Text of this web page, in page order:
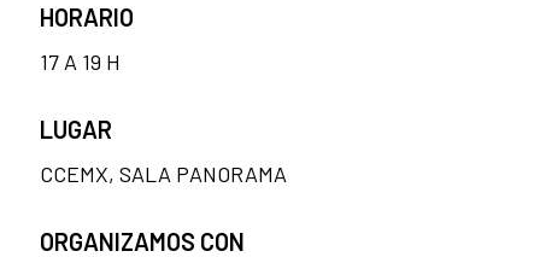
HORARIO
17 A 19 H
LUGAR
CCEMX, SALA PANORAMA
ORGANIZAMOS CON